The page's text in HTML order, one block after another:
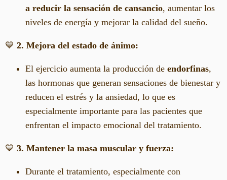
a reducir la sensación de cansancio, aumentar los
niveles de energía y mejorar la calidad del sueño.
💙 2. Mejora del estado de ánimo:
El ejercicio aumenta la producción de endorfinas,
las hormonas que generan sensaciones de bienestar y
reducen el estrés y la ansiedad, lo que es
especialmente importante para las pacientes que
enfrentan el impacto emocional del tratamiento.
💙 3. Mantener la masa muscular y fuerza:
Durante el tratamiento, especialmente con